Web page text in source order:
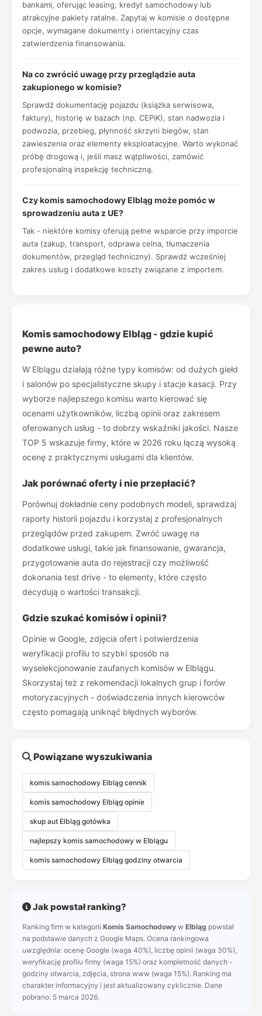
bankami, oferując leasing, kredyt samochodowy lub
atrakcyjne pakiety ratalne. Zapytaj w komisie o dostępne
opcje, wymagane dokumenty i orientacyjny czas
zatwierdzenia finansowania.
Na co zwrócić uwagę przy przeglądzie auta
zakupionego w komisie?
Sprawdź dokumentację pojazdu (książka serwisowa,
faktury), historię w bazach (np. CEPiK), stan nadwozia i
podwozia, przebieg, płynność skrzyni biegów, stan
zawieszenia oraz elementy eksploatacyjne. Warto wykonać
próbę drogową i, jeśli masz wątpliwości, zamówić
profesjonalną inspekcję techniczną.
Czy komis samochodowy Elbląg może pomóc w
sprowadzeniu auta z UE?
Tak - niektóre komisy oferują pełne wsparcie przy imporcie
auta (zakup, transport, odprawa celna, tłumaczenia
dokumentów, przegląd techniczny). Sprawdź wcześniej
zakres usług i dodatkowe koszty związane z importem.
Komis samochodowy Elbląg - gdzie kupić
pewne auto?
W Elblągu działają różne typy komisów: od dużych giełd
i salonów po specjalistyczne skupy i stacje kasacji. Przy
wyborze najlepszego komisu warto kierować się
ocenami użytkowników, liczbą opinii oraz zakresem
oferowanych usług - to dobrzy wskaźniki jakości. Nasze
TOP 5 wskazuje firmy, które w 2026 roku łączą wysoką
ocenę z praktycznymi usługami dla klientów.
Jak porównać oferty i nie przepłacić?
Porównuj dokładnie ceny podobnych modeli, sprawdzaj
raporty historii pojazdu i korzystaj z profesjonalnych
przeglądów przed zakupem. Zwróć uwagę na
dodatkowe usługi, takie jak finansowanie, gwarancja,
przygotowanie auta do rejestracji czy możliwość
dokonania test drive - to elementy, które często
decydują o wartości transakcji.
Gdzie szukać komisów i opinii?
Opinie w Google, zdjęcia ofert i potwierdzenia
weryfikacji profilu to szybki sposób na
wyselekcjonowanie zaufanych komisów w Elblągu.
Skorzystaj też z rekomendacji lokalnych grup i forów
motoryzacyjnych - doświadczenia innych kierowców
często pomagają uniknąć błędnych wyborów.
Powiązane wyszukiwania
komis samochodowy Elbląg cennik
komis samochodowy Elbląg opinie
skup aut Elbląg gotówka
najlepszy komis samochodowy w Elblągu
komis samochodowy Elbląg godziny otwarcia
Jak powstał ranking?
Ranking firm w kategorii Komis Samochodowy w Elbląg powstał
na podstawie danych z Google Maps. Ocena rankingowa
uwzględnia: ocenę Google (waga 40%), liczbę opinii (waga 30%),
weryfikację profilu firmy (waga 15%) oraz kompletność danych -
godziny otwarcia, zdjęcia, strona www (waga 15%). Ranking ma
charakter informacyjny i jest aktualizowany cyklicznie. Dane
pobrano: 5 marca 2026.